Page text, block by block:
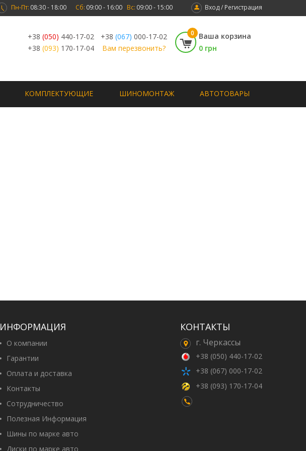
Вход / Регистрация
Пн-Пт: 08:30 - 18:00 Сб: 09:00 - 16:00 Вс: 09:00 - 15:00
+38 (050) 440-17-02 +38 (067) 000-17-02
+38 (093) 170-17-04 Вам перезвонить?
0
Ваша корзина
0 грн
КОМПЛЕКТУЮЩИЕ ШИНОМОНТАЖ АВТОТОВАРЫ
ИНФОРМАЦИЯ
О компании
Гарантии
Оплата и доставка
Контакты
Сотрудничество
Полезная Информация
Шины по марке авто
Диски по марке авто
КОНТАКТЫ
г. Черкассы
+38 (050) 440-17-02
+38 (067) 000-17-02
+38 (093) 170-17-04